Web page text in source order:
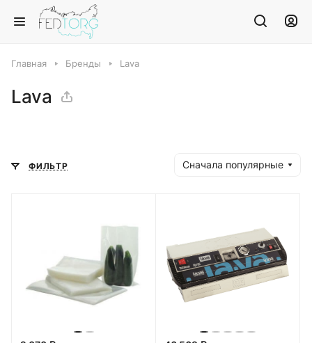
Главная Бренды Lava
Lava
ФИЛЬТР Сначала популярные